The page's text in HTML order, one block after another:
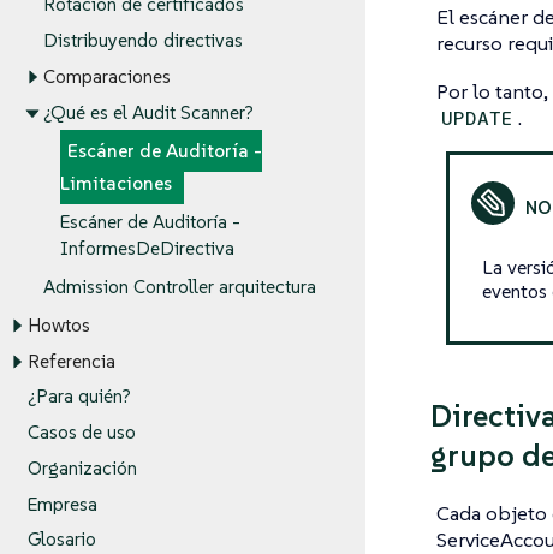
Rotación de certificados
Distribuyendo directivas
Comparaciones
¿Qué es el Audit Scanner?
Escáner de Auditoría -
Limitaciones
Escáner de Auditoría -
InformesDeDirectiva
Admission Controller arquitectura
Howtos
Referencia
¿Para quién?
Casos de uso
Organización
Empresa
Glosario
El escáner
recurso
Por lo tanto,
UPDATE .
La
eventos
grupo
Cada objeto